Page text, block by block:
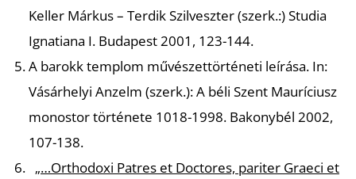
Keller Márkus – Terdik Szilveszter (szerk.:) Studia
Ignatiana I. Budapest 2001, 123-144.
A barokk templom művészettörténeti leírása. In:
Vásárhelyi Anzelm (szerk.): A béli Szent Mauríciusz
monostor története 1018-1998.Bakonybél 2002,
107-138.
„…Orthodoxi Patres et Doctores, pariter Graeci et